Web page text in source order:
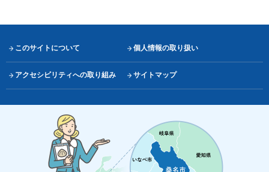
このサイトについて 個人情報の取り扱い
アクセシビリティへの取り組み サイトマップ